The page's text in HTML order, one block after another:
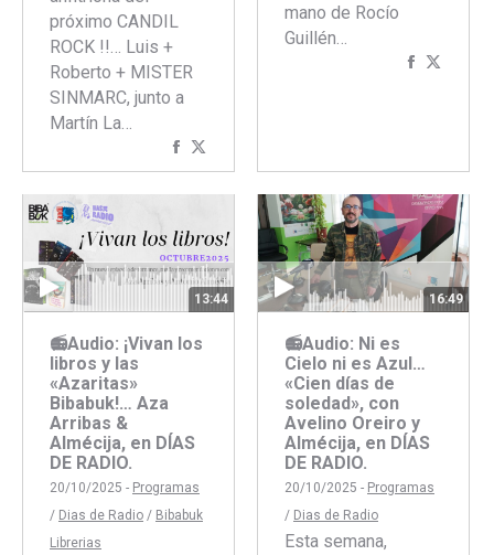
próximo CANDIL
ROCK !!… Luis +
Roberto + MISTER
SINMARC, junto a
Martín La…
Compartir
con
Facebook
con
Twitter
mano de Rocío
Guillén…
Compartir
13:44
📻Audio: ¡Vivan los
libros y las
«Azaritas»
Bibabuk!… Aza
Arribas &
Almécija, en DÍAS
DE RADIO.
20/10/2025 - Programas
/ Dias de Radio / Bibabuk
Librerias
16:49
📻Audio: Ni es
Cielo ni es Azul…
«Cien días de
soledad», con
Avelino Oreiro y
Almécija, en DÍAS
DE RADIO.
20/10/2025 - Programas
/ Dias de Radio
Esta semana,